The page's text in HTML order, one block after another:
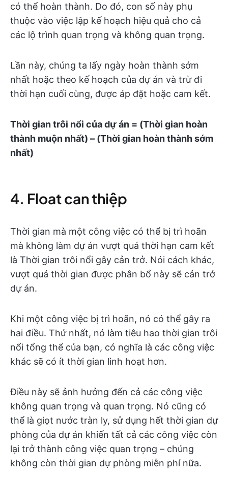
có thể hoàn thành. Do đó, con số này phụ
thuộc vào việc lập kế hoạch hiệu quả cho cả
các lộ trình quan trọng và không quan trọng.
Lần này, chúng ta lấy ngày hoàn thành sớm
nhất hoặc theo kế hoạch của dự án và trừ đi
thời hạn cuối cùng, được áp đặt hoặc cam kết.
Thời gian trôi nổi của dự án = (Thời gian hoàn
thành muộn nhất) – (Thời gian hoàn thành sớm
nhất)
4. Float can thiệp
Thời gian mà một công việc có thể bị trì hoãn
mà không làm dự án vượt quá thời hạn cam kết
là Thời gian trôi nổi gây cản trở. Nói cách khác,
vượt quá thời gian được phân bổ này sẽ cản trở
dự án.
Khi một công việc bị trì hoãn, nó có thể gây ra
hai điều. Thứ nhất, nó làm tiêu hao thời gian trôi
nổi tổng thể của bạn, có nghĩa là các công việc
khác sẽ có ít thời gian linh hoạt hơn.
Điều này sẽ ảnh hưởng đến cả các công việc
không quan trọng và quan trọng. Nó cũng có
thể là giọt nước tràn ly, sử dụng hết thời gian dự
phòng của dự án khiến tất cả các công việc còn
lại trở thành công việc quan trọng – chúng
không còn thời gian dự phòng miễn phí nữa.